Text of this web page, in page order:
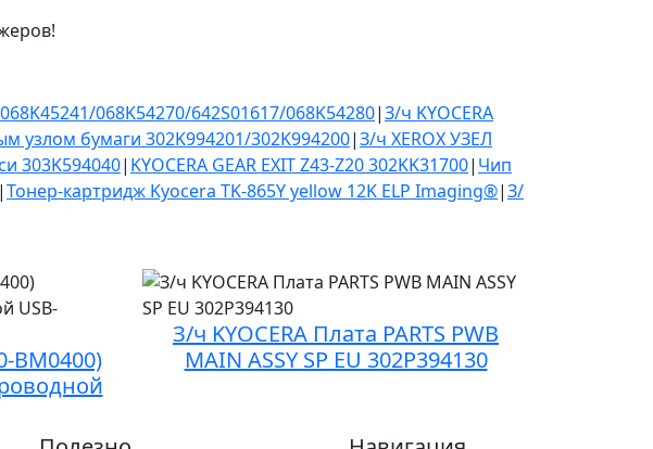
068K54270/642S01617/068K54280|З/ч KYOCERA
узлом бумаги 302K994201/302K994200|З/ч XEROX УЗЕЛ
303K594040| KYOCERA GEAR EXIT Z43-Z20 302KK31700| Чип
|Тонер-картридж Kyocera TK-865Y yellow 12K ELP Imaging®|З/
BM0400)
З/ч KYOCERA Плата PARTS PWB
MAIN ASSY SP EU 302P394130